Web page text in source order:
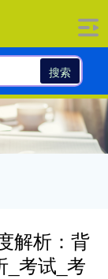
搜索
解析：背
_考试_考